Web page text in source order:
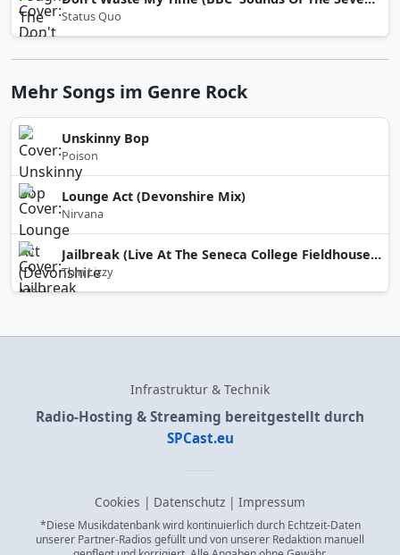
Status Quo
Mehr Songs im Genre Rock
Unskinny Bop
Poison
Lounge Act (Devonshire Mix)
Nirvana
Jailbreak (Live At The Seneca College Fieldhouse, Toronto / 28th October 1977)
Thin Lizzy
Infrastruktur & Technik
Radio-Hosting & Streaming bereitgestellt durch
SPCast.eu
Cookies | Datenschutz | Impressum
*Diese Musikdatenbank wird kontinuierlich durch Echtzeit-Daten
unserer Partner-Radios gefüllt und von unserer Redaktion manuell